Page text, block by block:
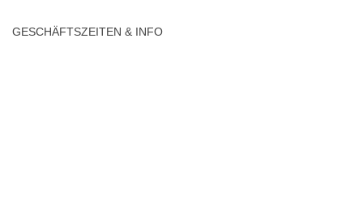
GESCHÄFTSZEITEN & INFO